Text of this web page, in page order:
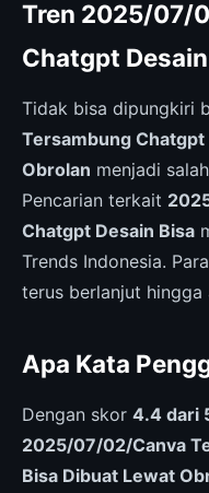
Tren 2025/07/
Chatgpt
Tidak bisa dipungkiri
Tersambung
Obrolan menjadi
Pencarian terkait
Chatgpt Desain Bisa
Trends Indonesia.
terus berlanjut hingga
Apa Kata
Dengan skor 4.4 dari
2025/07/02/Canva
Bisa Dibuat Lewat